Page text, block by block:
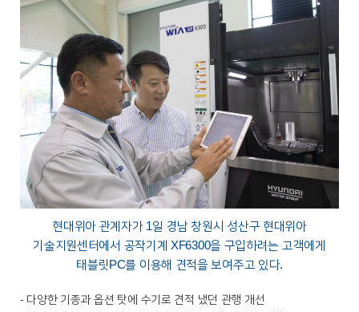
현대위아 관계자가 1일 경남 창원시 성산구 현대위아
기술지원센터에서 공작기계 XF6300을 구입하려는 고객에게
태블릿PC를 이용해 견적을 보여주고 있다.
- 다양한 기종과 옵션 탓에 수기로 견적 냈던 관행 개선